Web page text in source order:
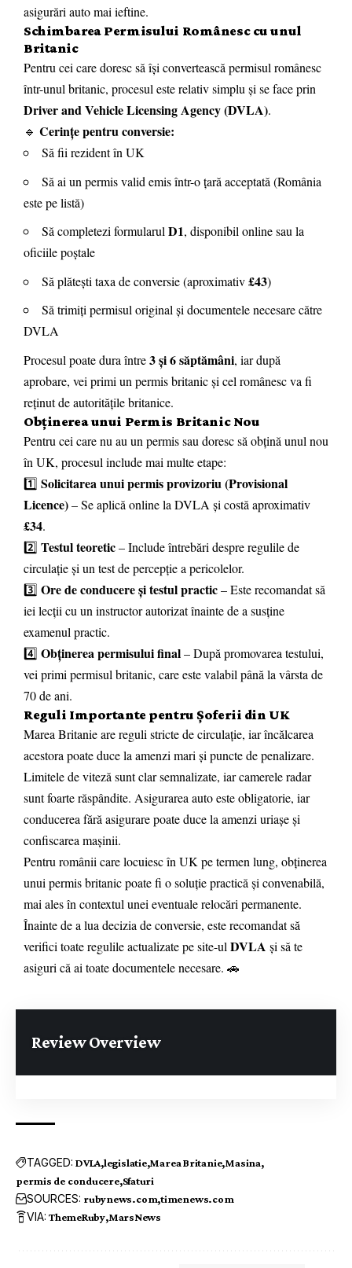
asigurări auto mai ieftine.
Schimbarea Permisului Românesc cu unul
Britanic
Pentru cei care doresc să își convertească permisul românesc
într-unul britanic, procesul este relativ simplu și se face prin
Driver and Vehicle Licensing Agency (DVLA).
🔹 Cerințe pentru conversie:
Să fii rezident în UK
Să ai un permis valid emis într-o țară acceptată (România
este pe listă)
Să completezi formularul D1, disponibil online sau la
oficiile poștale
Să plătești taxa de conversie (aproximativ£43)
Să trimiți permisul original și documentele necesare către
DVLA
Procesul poate dura între3 și 6 săptămâni, iar după
aprobare, vei primi un permis britanic și cel românesc va fi
reținut de autoritățile britanice.
Obținerea unui Permis Britanic Nou
Pentru cei care nu au un permis sau doresc să obțină unul nou
în UK, procesul include mai multe etape:
1️⃣ Solicitarea unui permis provizoriu (Provisional
Licence)– Se aplică online la DVLA și costă aproximativ
£34.
2️⃣ Testul teoretic– Include întrebări despre regulile de
circulație și un test de percepție a pericolelor.
3️⃣ Ore de conducere și testul practic– Este recomandat să
iei lecții cu un instructor autorizat înainte de a susține
examenul practic.
4️⃣ Obținerea permisului final– După promovarea testului,
vei primi permisul britanic, care este valabil până la vârsta de
70 de ani.
Reguli Importante pentru Șoferii din UK
Marea Britanie are reguli stricte de circulație, iar încălcarea
acestora poate duce la amenzi mari și puncte de penalizare.
Limitele de viteză sunt clar semnalizate, iar camerele radar
sunt foarte răspândite. Asigurarea auto este obligatorie, iar
conducerea fără asigurare poate duce la amenzi uriașe și
confiscarea mașinii.
Pentru românii care locuiesc în UK pe termen lung, obținerea
unui permis britanic poate fi o soluție practică și convenabilă,
mai ales în contextul unei eventuale relocări permanente.
Înainte de a lua decizia de conversie, este recomandat să
verifici toate regulile actualizate pe site-ul DVLA și să te
asiguri că ai toate documentele necesare. 🚗
Review Overview
TAGGED: DVLA legislatie Marea Britanie Masina
permis de conducere Sfaturi
SOURCES: rubynews.com timenews.com
VIA: ThemeRuby MarsNews